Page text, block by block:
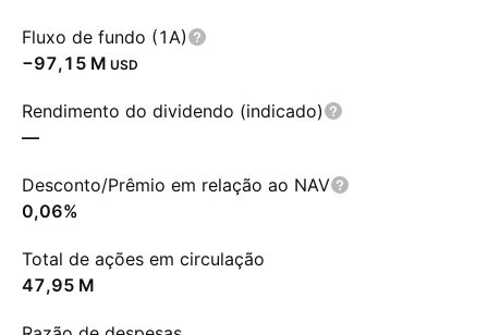
Fluxo de fundo (1A)
‪−97,15 M‬ USD
Rendimento do dividendo (indicado)
—
Desconto/Prêmio em relação ao NAV
0,06%
Total de ações em circulação
‪47,95 M‬